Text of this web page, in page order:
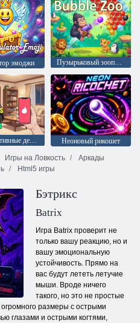
эмоджи Пузырьковый зоопарк
Альтернативные девушки Клик-знакомства
Неоновый рикошет
Игры на Ловкость
Аркады
Html5 игры
Бэтрикс
Batrix
Игра Batrix проверит не
только вашу реакцию, но и
вашу эмоциональную
устойчивость. Прямо на
вас будут лететь летучие
мыши. Вроде ничего
такого, но это не простые
размеры с острыми
глазами и острыми когтями,